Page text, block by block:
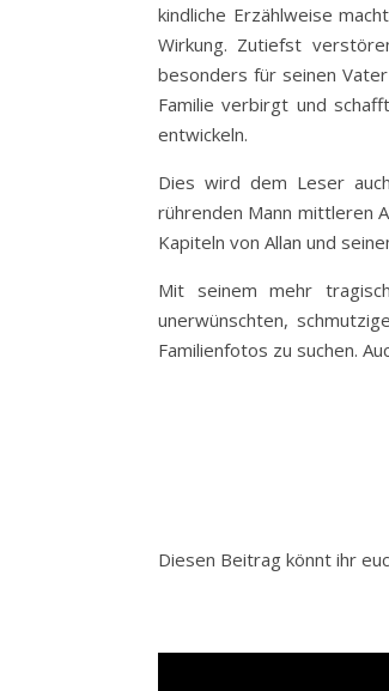
kindliche Erzählweise
Wirkung. Zutiefst
besonders für seinen
Familie verbirgt und
entwickeln.
Dies wird dem Leser
rührenden Mann mittleren
Kapiteln von Allan und
Mit seinem mehr
unerwünschten,
Familienfotos zu suchen.
Diesen Beitrag könnt ihr